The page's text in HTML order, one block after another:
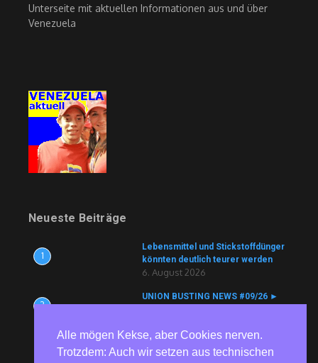
Unterseite mit aktuellen Informationen aus und über
Venezuela
Neueste Beiträge
1
Lebensmittel und Stickstoffdünger
könnten deutlich teurer werden
6. August 2026
2
UNION BUSTING NEWS #09/26 ►
► Nutracorp
6. August 2026
Alle mögen Kekse, aber Cookies nerven.
Trotzdem: Auch wir setzen aus technischen